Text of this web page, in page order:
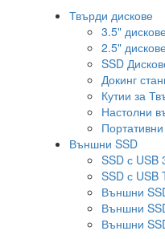
Твърди дискове
3.5"
2.5"
SSD
Докинг
Кутии за
Настолни
Външни SSD
SSD с USB
SSD с USB
Външни
Външни
Външни